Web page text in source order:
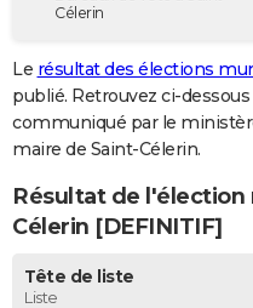
Destinations
City break
Voyage nature
Voyage de noces
Forum
GUIDES D'ACHAT
BONS PLANS
Carte de Noël
Carte Bonne année
Carte Saint-Valentin
Carte Pâques
Carte d'anniversaire
DICTIONNAIRE
Dictionnaire
Biographies
Citations
Expressions
Proverbes
PROGRAMME TV
Célerin
Le résultat des élections
publié. Retrouvez ci-
communiqué par le
maire de Saint-Célerin.
Résultat de l'élection
Célerin [DEFINITIF]
Tête de liste
Liste